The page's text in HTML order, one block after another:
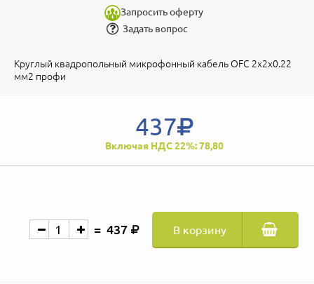
Запросить оферту
Задать вопрос
Круглый квадропольный микрофонный кабель OFC 2x2x0.22
мм2 профи
437
Включая НДС 22%: 78,80
437 В корзину